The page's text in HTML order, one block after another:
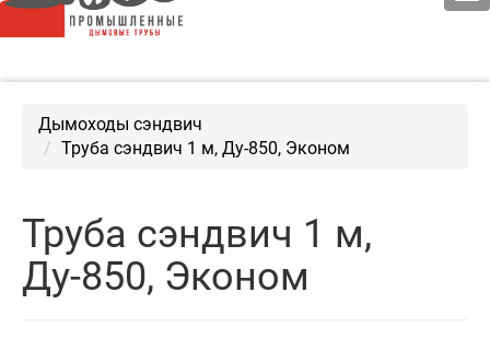
Дымоходы сэндвич
Труба сэндвич 1 м, Ду-850, Эконом
Труба сэндвич 1 м,
Ду-850, Эконом